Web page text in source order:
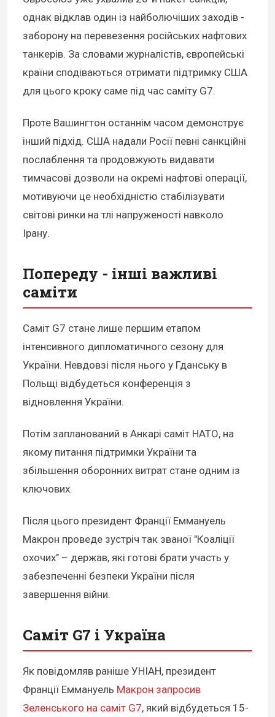
однак відклав один із найболючіших заходів -
заборону на перевезення російських нафтових
танкерів. За словами журналістів, європейські
країни сподіваються отримати підтримку США
для цього кроку саме під час саміту G7.
Проте Вашингтон останнім часом демонструє
інший підхід. США надали Росії певні санкційні
послаблення та продовжують видавати
тимчасові дозволи на окремі нафтові операції,
мотивуючи це необхідністю стабілізувати
світові ринки на тлі напруженості навколо
Ірану.
Попереду - інші важливі
саміти
Саміт G7 стане лише першим етапом
інтенсивного дипломатичного сезону для
України. Невдовзі після нього у Гданську в
Польщі відбудеться конференція з
відновлення України.
Потім запланований в Анкарі саміт НАТО, на
якому питання підтримки України та
збільшення оборонних витрат стане одним із
ключових.
Після цього президент Франції Еммануель
Макрон проведе зустріч так званої "Коаліції
охочих" – держав, які готові брати участь у
забезпеченні безпеки України після
завершення війни.
Саміт G7 і Україна
Як повідомляв раніше УНІАН, президент
Франції Еммануель Макрон запросив
Зеленського на саміт G7, який відбудеться 15-